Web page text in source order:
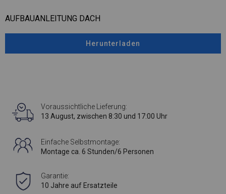
AUFBAUANLEITUNG DACH
Herunterladen
Voraussichtliche Lieferung:
13 August, zwischen 8:30 und 17:00 Uhr
Einfache Selbstmontage:
Montage ca. 6 Stunden/6 Personen
Garantie:
10 Jahre auf Ersatzteile